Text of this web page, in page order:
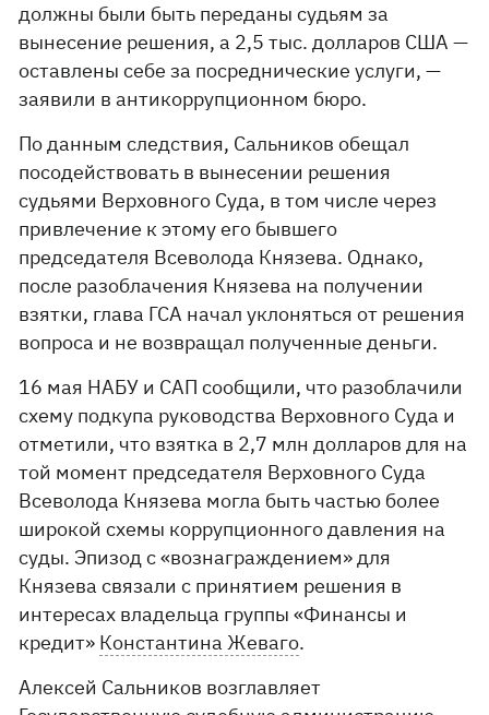
должны были быть переданы судьям за
вынесение решения, а 2,5 тыс. долларов США —
оставлены себе за посреднические услуги, —
заявили в антикоррупционном бюро.
По данным следствия, Сальников обещал
посодействовать в вынесении решения
судьями Верховного Суда, в том числе через
привлечение к этому его бывшего
председателя Всеволода Князева. Однако,
после разоблачения Князева на получении
взятки, глава ГСА начал уклоняться от решения
вопроса и не возвращал полученные деньги.
16 мая НАБУ и САП сообщили, что разоблачили
схему подкупа руководства Верховного Суда и
отметили, что взятка в 2,7 млн ​​долларов для на
той момент председателя Верховного Суда
Всеволода Князева могла быть частью более
широкой схемы коррупционного давления на
суды. Эпизод с «вознаграждением» для
Князева связали с принятием решения в
интересах владельца группы «Финансы и
кредит» Константина Жеваго.
Алексей Сальников возглавляет